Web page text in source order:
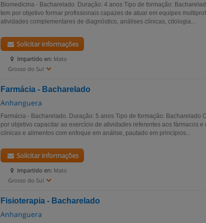
Biomedicina - Bacharelado. Duração: 4 anos Tipo de formação:
tem por objetivo formar profissionais capazes de atuar em equipes
atividades complementares de diagnóstico, análises clínicas, citologia...
Impartido en: Mato
Grosso do Sul
Solicitar informações
Farmácia - Bacharelado
Anhanguera
Farmácia - Bacharelado. Duração: 5 anos Tipo de formação: Bacharelado
por objetivo capacitar ao exercício de atividades referentes aos fármacos
clínicas e alimentos com enfoque em análise, pautado em princípios...
Impartido en: Mato
Grosso do Sul
Solicitar informações
Fisioterapia - Bacharelado
Anhanguera